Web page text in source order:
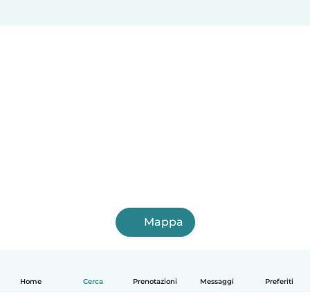
Home Cerca Prenotazioni Messaggi Preferiti
Mappa